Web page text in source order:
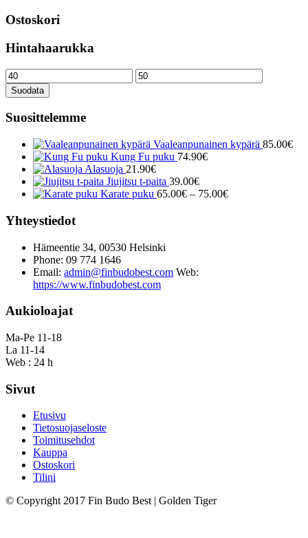
Ostoskori
Hintahaarukka
Minimihinta Maksimihinta
Suodata
Suosittelemme
Vaaleanpunainen kypärä 85.00€
Kung Fu puku 74.90€
Alasuoja 21.90€
Jiujitsu t-paita 39.00€
Karate puku 65.00€ – 75.00€Hintaluokka:
Yhteystiedot
Hämeentie 34, 00530 Helsinki
Phone: 09 774 1646
Email: admin@finbudobest.com Web:
https://www.finbudobest.com
Aukioloajat
Ma-Pe 11-18
La 11-14
Web : 24 h
Sivut
Etusivu
Tietosuojaseloste
Toimitusehdot
Kauppa
Ostoskori
Tilini
© Copyright 2017 Fin Budo Best | Golden Tiger